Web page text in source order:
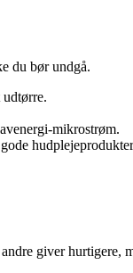
du bør undgå.
mikrostrøm.
giver hurtigere,